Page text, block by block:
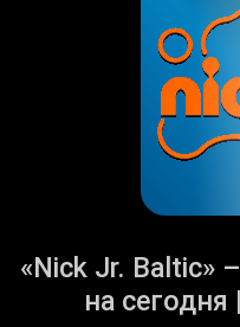
«Nick Jr. Baltic»
на сегодня